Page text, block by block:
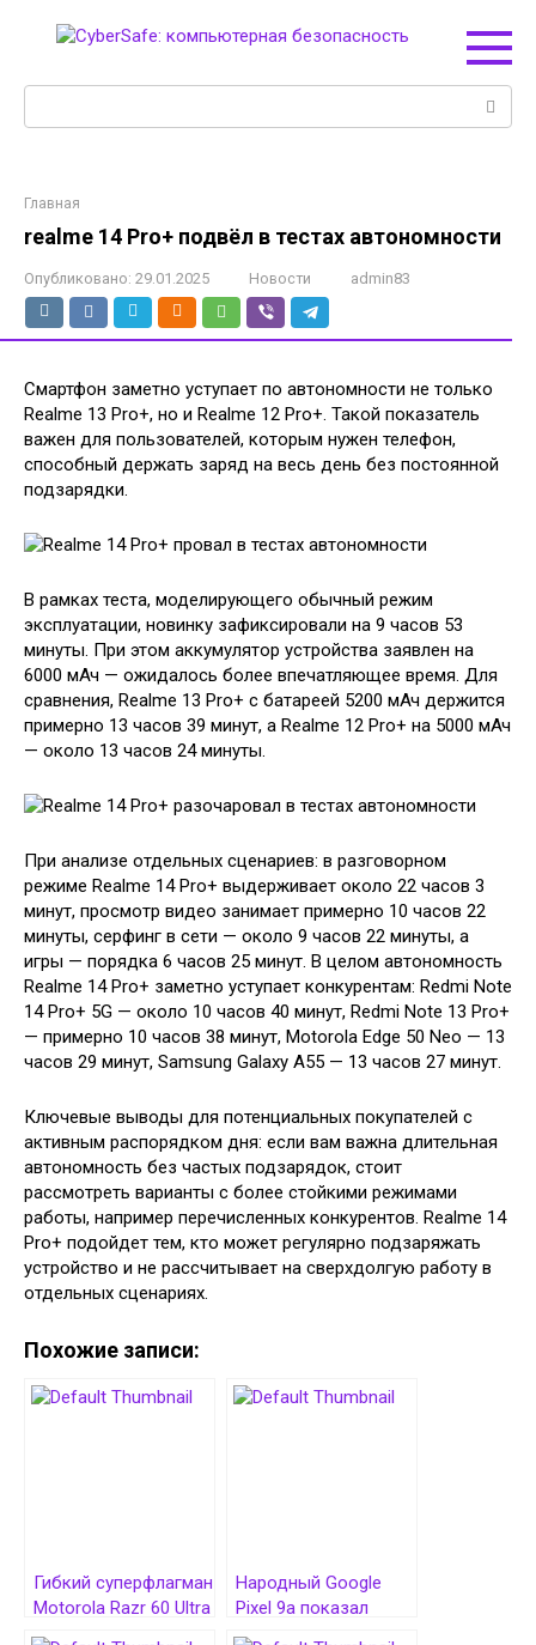
Главная
realme 14 Pro+ подвёл в тестах автономности
Опубликовано: 29.01.2025 Новости admin83
Смартфон заметно уступает по автономности не только
Realme 13 Pro+, но и Realme 12 Pro+. Такой показатель
важен для пользователей, которым нужен телефон,
способный держать заряд на весь день без постоянной
подзарядки.
В рамках теста, моделирующего обычный режим
эксплуатации, новинку зафиксировали на 9 часов 53
минуты. При этом аккумулятор устройства заявлен на
6000 мАч — ожидалось более впечатляющее время. Для
сравнения, Realme 13 Pro+ с батареей 5200 мАч держится
примерно 13 часов 39 минут, а Realme 12 Pro+ на 5000 мАч
— около 13 часов 24 минуты.
При анализе отдельных сценариев: в разговорном
режиме Realme 14 Pro+ выдерживает около 22 часов 3
минут, просмотр видео занимает примерно 10 часов 22
минуты, серфинг в сети — около 9 часов 22 минуты, а
игры — порядка 6 часов 25 минут. В целом автономность
Realme 14 Pro+ заметно уступает конкурентам: Redmi Note
14 Pro+ 5G — около 10 часов 40 минут, Redmi Note 13 Pro+
— примерно 10 часов 38 минут, Motorola Edge 50 Neo — 13
часов 29 минут, Samsung Galaxy A55 — 13 часов 27 минут.
Ключевые выводы для потенциальных покупателей с
активным распорядком дня: если вам важна длительная
автономность без частых подзарядок, стоит
рассмотреть варианты с более стойкими режимами
работы, например перечисленных конкурентов. Realme 14
Pro+ подойдет тем, кто может регулярно подзаряжать
устройство и не рассчитывает на сверхдолгую работу в
отдельных сценариях.
Похожие записи:
Гибкий суперфлагман
Motorola Razr 60 Ultra
показал
Народный Google
Pixel 9a показал
достойные